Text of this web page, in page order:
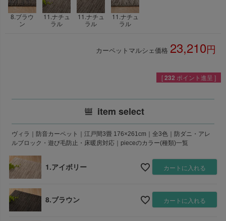
8.ブラウ
ン
11.ナチュ
ラル
11.ナチュ
ラル
11.ナチュ
ラル
カーペットマルシェ価格 23,210
[232 ポイント進呈 ]
item select
ヴィラ｜防音カーペット｜江戸間3畳 176×261cm｜全3色｜防ダニ・アレ
ルブロック・遊び毛防止・床暖房対応｜pieceのカラー(種類)一覧
1.アイボリー カートに入れる
8.ブラウン カートに入れる